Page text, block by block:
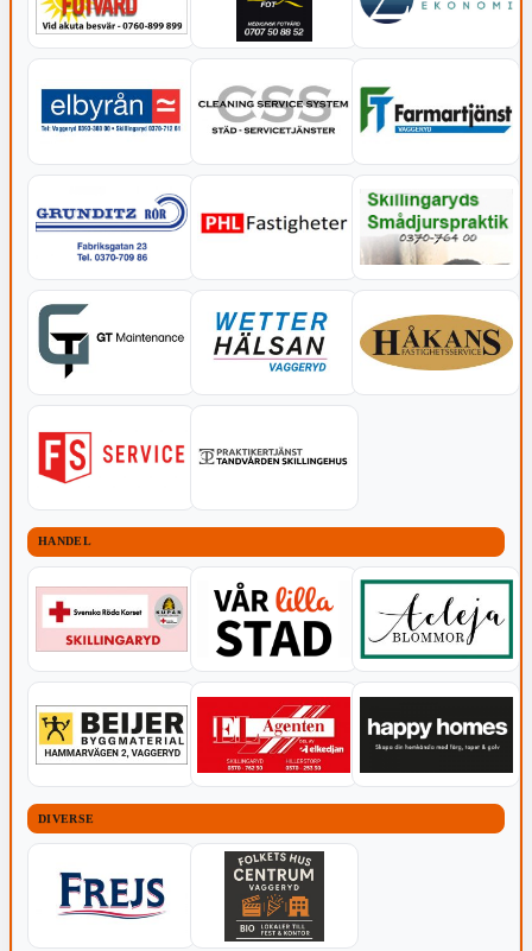
HANDEL
DIVERSE